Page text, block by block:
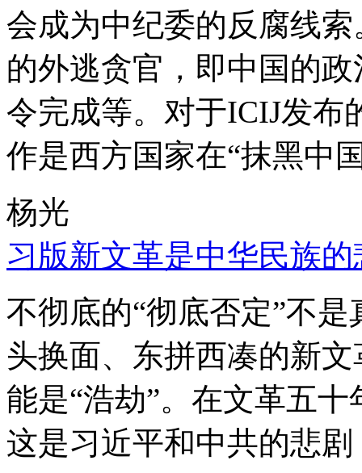
会成为中纪委的反腐线
的外逃贪官，即中国的
令完成等。对于ICIJ发布
作是西方国家在“抹黑中
杨光
习版新文革是中华民族的
不彻底的“彻底否定”不
头换面、东拼西凑的新
能是“浩劫”。在文革五
这是习近平和中共的悲